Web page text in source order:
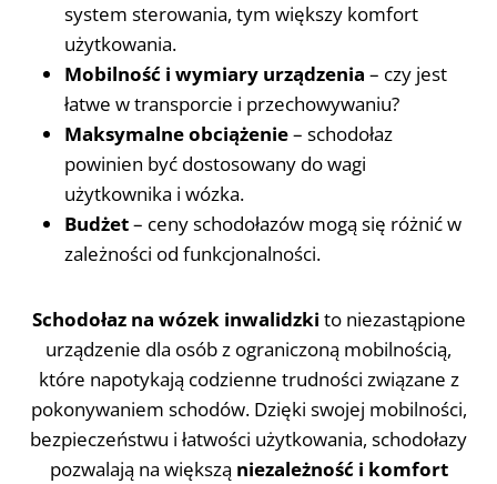
system sterowania, tym większy komfort
użytkowania.
Mobilność i wymiary urządzenia – czy jest
łatwe w transporcie i przechowywaniu?
Maksymalne obciążenie– schodołaz
powinien być dostosowany do wagi
użytkownika i wózka.
Budżet– ceny schodołazów mogą się różnić w
zależności od funkcjonalności.
Schodołaz na wózek inwalidzki to niezastąpione
urządzenie dla osób z ograniczoną mobilnością,
które napotykają codzienne trudności związane z
pokonywaniem schodów. Dzięki swojej mobilności,
bezpieczeństwu i łatwości użytkowania, schodołazy
pozwalają na większą niezależność i komfort